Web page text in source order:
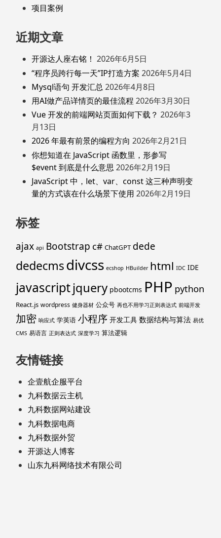
项目案例
近期文章
开源达人座右铭！ 2026年6月5日
“程序员跨行每一天”IP打造方案 2026年5月4日
Mysql语句 开发汇总 2026年4月8日
用AI做产品详情页的最佳流程 2026年3月30日
Vue 开发的前端网站页面如何下载？ 2026年3
月13日
2026 年最有前景的编程方向 2026年2月21日
你想知道在 JavaScript 函数里，形参写
$event 到底是什么意思 2026年2月19日
JavaScript 中，let、var、const 这三种声明变
量的方式该在什么场景下使用 2026年2月19日
标签
ajax api Bootstrap c# ChatGPT dede
dedecmsdivcss ecshop HBuilder html IDC IDE
javascriptjquery pbootcms PHP python
React.js wordpress 健身器材 公众号 再也不用学习正则表达式 前端开发
加密 响应式 学英语 小程序 开发工具 数据结构与算法 易优
CMS 易语言 正则表达式 深度学习 算法逻辑
友情链接
企壹航企服平台
九科数据云主机
九科数据网站建设
九科数据电商
九科数据外贸
开源达人博客
山东九科网络技术有限公司